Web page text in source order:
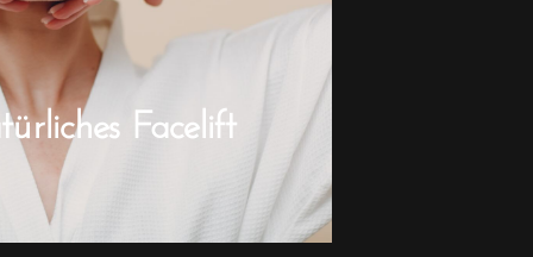
Facelift